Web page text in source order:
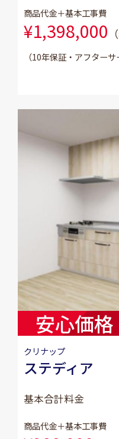
商品代金＋基本工事費
¥1,398,000
（10年保証・アフターサ
安心価格
クリナップ
ステディア
基本合計料金
商品代金＋基本工事費